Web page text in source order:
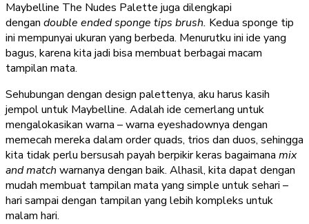
Maybelline The Nudes Palette juga dilengkapi
dengan double ended sponge tips brush. Kedua sponge tip
ini mempunyai ukuran yang berbeda. Menurutku ini ide yang
bagus, karena kita jadi bisa membuat berbagai macam
tampilan mata.
Sehubungan dengan design palettenya, aku harus kasih
jempol untuk Maybelline. Adalah ide cemerlang untuk
mengalokasikan warna – warna eyeshadownya dengan
memecah mereka dalam order quads, trios dan duos, sehingga
kita tidak perlu bersusah payah berpikir keras bagaimana mix
and match warnanya dengan baik. Alhasil, kita dapat dengan
mudah membuat tampilan mata yang simple untuk sehari –
hari sampai dengan tampilan yang lebih kompleks untuk
malam hari.